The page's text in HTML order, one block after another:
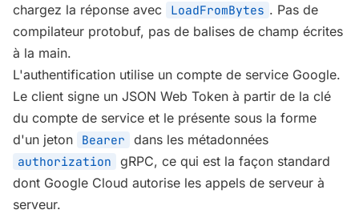
chargez la réponse avec
LoadFromBytes . Pas de
compilateur protobuf, pas de balises de champ écrites
à la main.
L'authentification utilise un compte de service Google.
Le client signe un JSON Web Token à partir de la clé
du compte de service et le présente sous la forme
d'un jeton
Bearer dans les métadonnées
authorization
gRPC, ce qui est la façon standard
dont Google Cloud autorise les appels de serveur à
serveur.